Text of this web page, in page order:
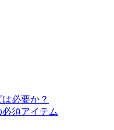
必要か？
須アイテム